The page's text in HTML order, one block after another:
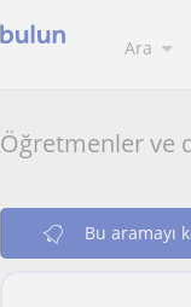
Ara
Öğretmenler ve
Bu aramayı